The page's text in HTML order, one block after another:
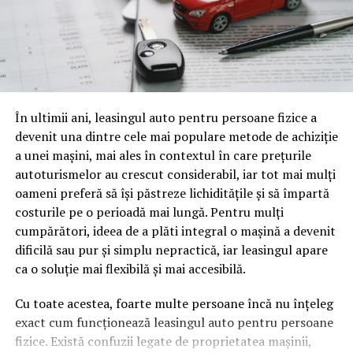
Gândește-te la o sesiune de patruzeci de minute despre,
să zicem, fiscalitatea freelancerilor. Conținutul vorbit e
o mină de informație, plină de întrebări pe care și le pun
oamenii cu adevărat. Dacă transcrierea ajunge pe o
cuvinte tematice, scrise exact în limbajul în care se
caută.
Apoi vine partea de comportament. O pagină pe care
vizitatorii stau zece, cincisprezece minute ca să
urmărească replay-ul trimite un semnal greu de ignorat.
Google nu îți măsoară direct satisfacția, însă timpul
petrecut, scrollul și revenirile spun ceva despre cât de
util e materialul.
Și mai e ceva ce se uită ușor. Un webinar reușit atrage
linkuri aproape de la sine. Cineva îl menționează într-un
newsletter, altcineva îl citează într-un articol, un
În ultimii ani, leasingul auto pentru persoane fizice a
devenit una dintre cele mai populare metode de achiziție
a unei mașini, mai ales în contextul în care prețurile
autoturismelor au crescut considerabil, iar tot mai mulți
oameni preferă să își păstreze lichiditățile și să împartă
costurile pe o perioadă mai lungă. Pentru mulți
cumpărători, ideea de a plăti integral o mașină a devenit
dificilă sau pur și simplu nepractică, iar leasingul apare
ca o soluție mai flexibilă și mai accesibilă.
Cu toate acestea, foarte multe persoane încă nu înțeleg
exact cum funcționează leasingul auto pentru persoane
fizice. Există confuzii legate de proprietatea mașinii,